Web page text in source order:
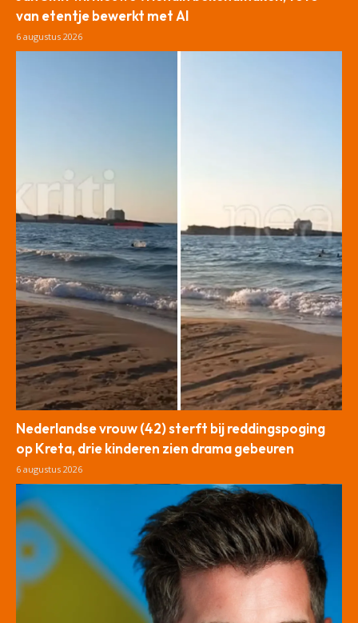
van etentje bewerkt met AI
6 augustus 2026
Nederlandse vrouw (42) sterft bij reddingspoging
op Kreta, drie kinderen zien drama gebeuren
6 augustus 2026